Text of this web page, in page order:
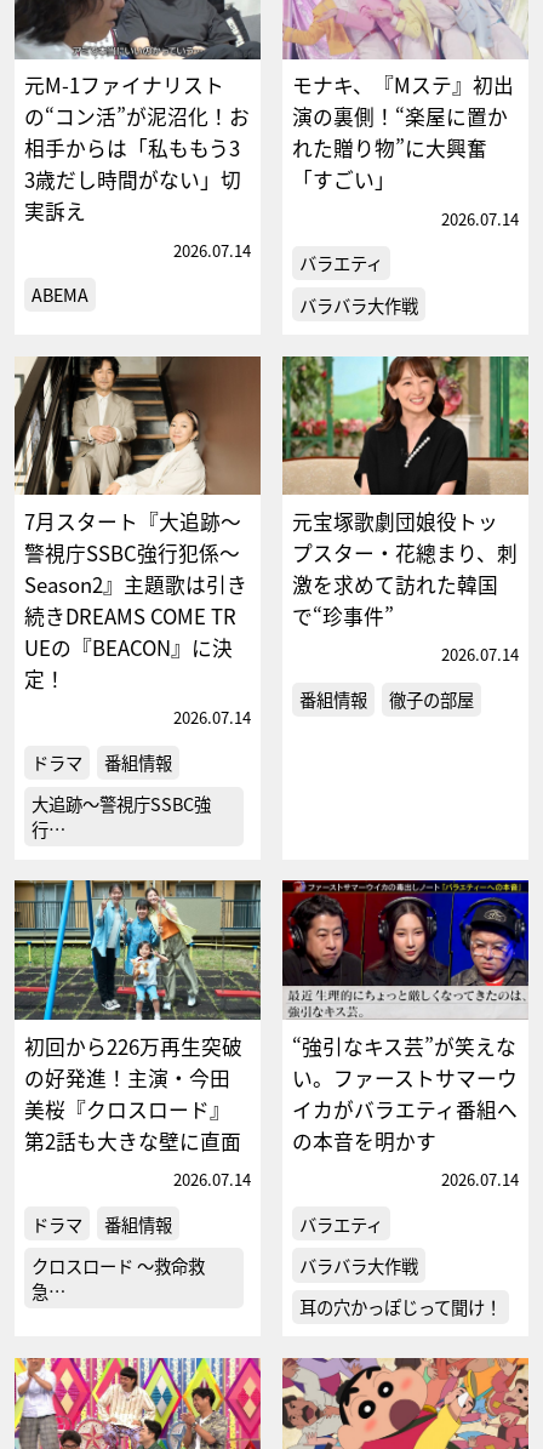
元M-1ファイナリスト
の“コン活”が泥沼化！お
相手からは「私ももう3
3歳だし時間がない」切
実訴え
2026.07.14
ABEMA
モナキ、『Mステ』初出
演の裏側！“楽屋に置か
れた贈り物”に大興奮
「すごい」
2026.07.14
バラエティ
バラバラ大作戦
7月スタート『大追跡～
警視庁SSBC強行犯係～
Season2』主題歌は引き
続きDREAMS COME TR
UEの『BEACON』に決
定！
2026.07.14
ドラマ
番組情報
大追跡～警視庁SSBC強
行…
元宝塚歌劇団娘役トッ
プスター・花總まり、刺
激を求めて訪れた韓国
で“珍事件”
2026.07.14
番組情報 徹子の部屋
初回から226万再生突破
の好発進！主演・今田
美桜『クロスロード』
第2話も大きな壁に直面
2026.07.14
ドラマ
番組情報
クロスロード ～救命救
急…
“強引なキス芸”が笑えな
い。ファーストサマーウ
イカがバラエティ番組へ
の本音を明かす
2026.07.14
バラエティ
バラバラ大作戦
耳の穴かっぽじって聞け！